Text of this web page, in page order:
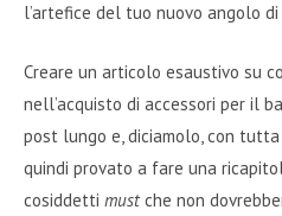
l’artefice del tuo nuovo angolo
Creare un articolo esaustivo su
nell’acquisto di accessori per il
post lungo e, diciamolo, con
quindi provato a fare una
cosiddetti mustche non